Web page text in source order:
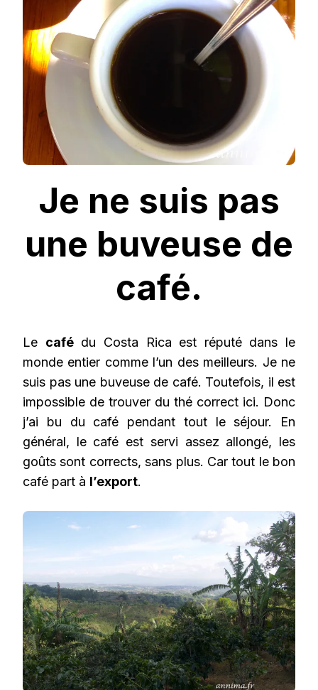
Je ne suis pas
une buveuse de
café.
Le cafédu Costa Rica est réputé dans le
monde entier comme l’un des meilleurs. Je ne
suis pas une buveuse de café. Toutefois, il est
impossible de trouver du thé correct ici. Donc
j’ai bu du café pendant tout le séjour. En
général, le café est servi assez allongé, les
goûts sont corrects, sans plus. Car tout le bon
café part à l’export.